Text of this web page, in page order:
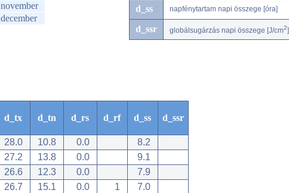
november
december
d_ss napfénytartam napi összege [óra]
d_ssr globálsugárzás napi összege [J/cm2]
d_tx d_tn d_rs d_rf d_ss d_ssr
28.0 10.8 0.0
8.2
27.2 13.8 0.0
9.1
26.6 12.3 0.0
7.9
26.7 15.1 0.0 1
7.0